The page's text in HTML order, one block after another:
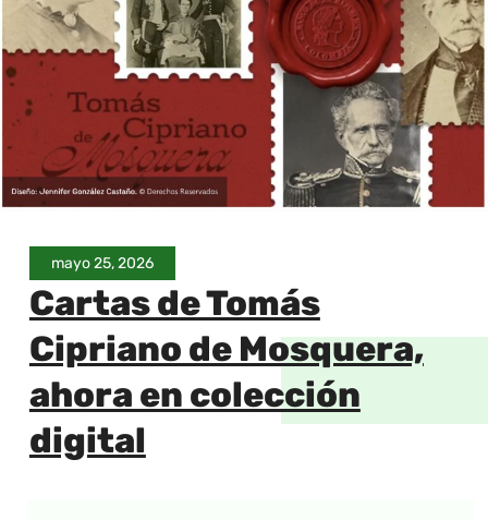
mayo 25, 2026
Cartas de Tomás
Cipriano de Mosquera,
ahora en colección
digital